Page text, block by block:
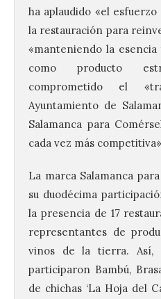
ha aplaudido «el
la restauración para
«manteniendo la
como producto
comprometido el
Ayuntamiento de
Salamanca para
cada vez más
La marca Salamanca
su duodécima
la presencia de 17
representantes de
vinos de la tierra. Así,
participaron Bambú,
de chichas ‘La Hoja del